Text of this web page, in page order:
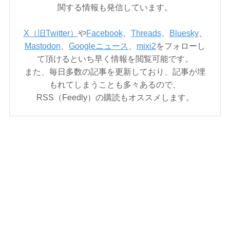
関する情報も発信しています。
X（旧Twitter） やFacebook、 Threads、 Bluesky、
Mastodon
Googleニュース mixi2をフォローし
て頂けるといち早く情報を閲覧可能です。
また、毎日多数の記事を更新しており、記事が埋
もれてしまうことも多々あるので、
RSS（Feedly）の購読もオススメします。